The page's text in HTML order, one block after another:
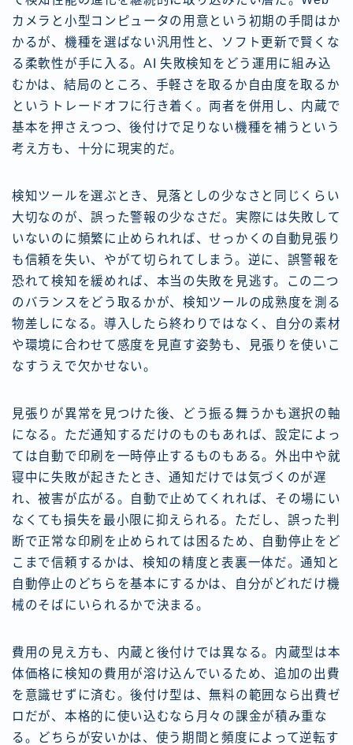
カメラと小型コンピュータの用意という初期の手間はか
かるが、機種を選ばない汎用性と、ソフト更新で賢くな
る柔軟性が手に入る。AI 失敗検知をどう運用に組み込
むかは、結局のところ、手軽さを取るか自由度を取るか
というトレードオフに行き着く。両者を併用し、内蔵で
基本を押さえつつ、後付けで足りない機種を補うという
考え方も、十分に現実的だ。
検知ツールを選ぶとき、見落としの少なさと同じくらい
大切なのが、誤った警報の少なさだ。実際には失敗して
いないのに頻繁に止められれば、せっかくの自動見張り
も信頼を失い、やがて切られてしまう。逆に、誤警報を
恐れて検知を緩めれば、本当の失敗を見逃す。この二つ
のバランスをどう取るかが、検知ツールの成熟度を測る
物差しになる。導入したら終わりではなく、自分の素材
や環境に合わせて感度を見直す姿勢も、見張りを使いこ
なすうえで欠かせない。
見張りが異常を見つけた後、どう振る舞うかも選択の軸
になる。ただ通知するだけのものもあれば、設定によっ
ては自動で印刷を一時停止するものもある。外出中や就
寝中に失敗が起きたとき、通知だけでは気づくのが遅
れ、被害が広がる。自動で止めてくれれば、その場にい
なくても損失を最小限に抑えられる。ただし、誤った判
断で正常な印刷を止められては困るため、自動停止をど
こまで信頼するかは、検知の精度と表裏一体だ。通知と
自動停止のどちらを基本にするかは、自分がどれだけ機
械のそばにいられるかで決まる。
費用の見え方も、内蔵と後付けでは異なる。内蔵型は本
体価格に検知の費用が溶け込んでいるため、追加の出費
を意識せずに済む。後付け型は、無料の範囲なら出費ゼ
ロだが、本格的に使い込むなら月々の課金が積み重な
る。どちらが安いかは、使う期間と頻度によって逆転す